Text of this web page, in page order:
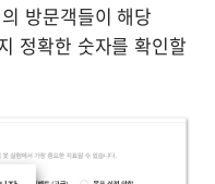
방문객들이 해당
정확한 숫자를 확인할